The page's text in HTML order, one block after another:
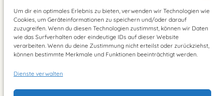
Um dir ein optimales Erlebnis zu bieten, verwenden wir Technologien wie
Cookies, um Geräteinformationen zu speichern und/oder darauf
zuzugreifen. Wenn du diesen Technologien zustimmst, können wir Daten
wie das Surfverhalten oder eindeutige IDs auf dieser Website
verarbeiten. Wenn du deine Zustimmung nicht erteilst oder zurückziehst,
können bestimmte Merkmale und Funktionen beeinträchtigt werden.
Dienste verwalten
Suchen
Brain Food Magazin – lebe bewusst 2026